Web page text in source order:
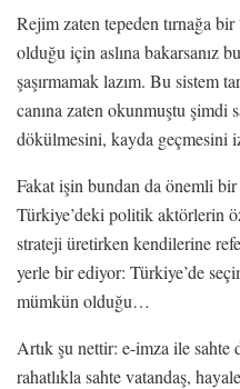
Rejim zaten tepeden tırnağa
olduğu için aslına bakarsanız
şaşırmamak lazım. Bu sistem
canına zaten okunmuştu şimdi
dökülmesini, kayda geçmesini
Fakat işin bundan da önemli
Türkiye’deki politik aktörlerin
strateji üretirken kendilerine
yerle bir ediyor: Türkiye’de
mümkün olduğu…
Artık şu nettir: e-imza ile
rahatlıkla sahte vatandaş,